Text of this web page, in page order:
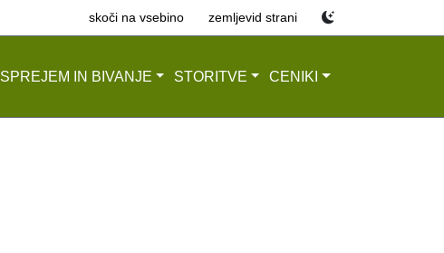
skoči na vsebino zemljevid strani
SPREJEM IN BIVANJE STORITVE CENIKI